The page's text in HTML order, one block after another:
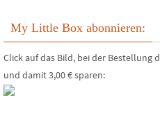
My Little Box abonnieren:
Click auf das Bild, bei der Bestellung
und damit 3,00 € sparen: